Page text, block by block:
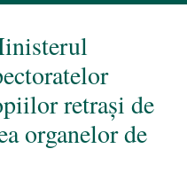
retrași de
organelor de